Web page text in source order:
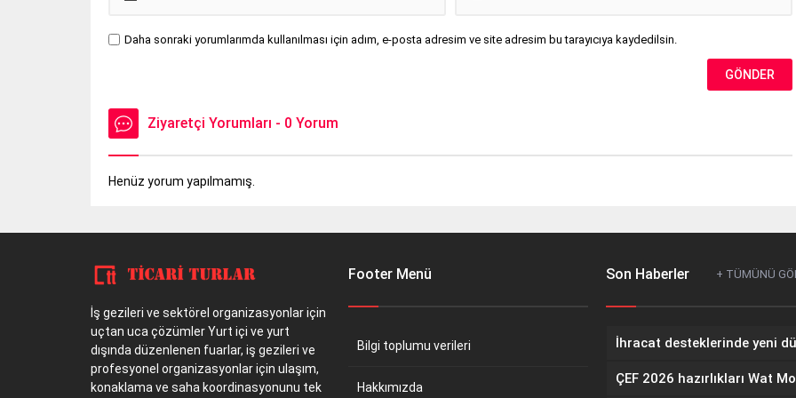
Daha sonraki yorumlarımda kullanılması için adım, e-posta adresim ve site adresim bu tarayıcıya kaydedilsin.
Ziyaretçi Yorumları - 0 Yorum
Henüz yorum yapılmamış.
İş gezileri ve sektörel organizasyonlar için
uçtan uca çözümler Yurt içi ve yurt
dışında düzenlenen fuarlar, iş gezileri ve
profesyonel organizasyonlar için ulaşım,
konaklama ve saha koordinasyonunu tek
Footer Menü
Bilgi toplumu verileri
Hakkımızda
Son Haberler + TÜMÜNÜ